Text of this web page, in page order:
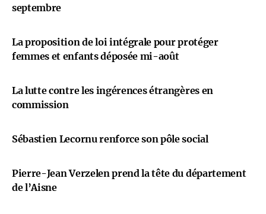
septembre
La proposition de loi intégrale pour protéger
femmes et enfants déposée mi-août
La lutte contre les ingérences étrangères en
commission
Sébastien Lecornu renforce son pôle social
Pierre-Jean Verzelen prend la tête du département
de l’Aisne